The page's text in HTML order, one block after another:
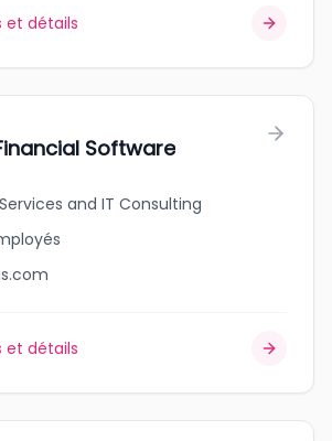
et détails
Software
and IT Consulting
et détails